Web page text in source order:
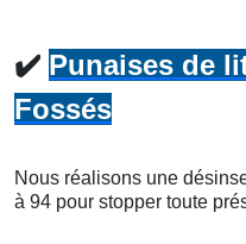
✔️ Punaises de
Fossés
Nous réalisons une
à 94 pour stopper toute